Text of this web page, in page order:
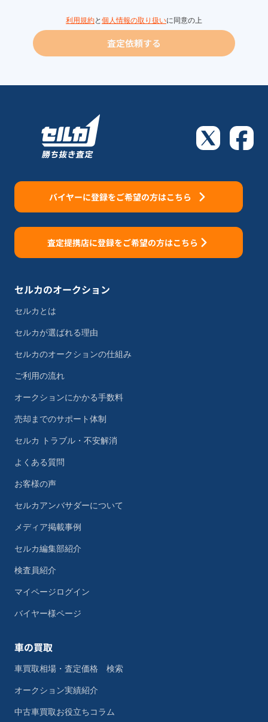
利用規約と 個人情報の取り扱いに同意の上
査定依頼する
バイヤーに登録をご希望の方はこちら
査定提携店に登録をご希望の方はこちら
セルカのオークション
セルカとは
セルカが選ばれる理由
セルカのオークションの仕組み
ご利用の流れ
オークションにかかる手数料
売却までのサポート体制
セルカ トラブル・不安解消
よくある質問
お客様の声
セルカアンバサダーについて
メディア掲載事例
セルカ編集部紹介
検査員紹介
マイページログイン
バイヤー様ページ
車の買取
車買取相場・査定価格 検索
オークション実績紹介
中古車買取お役立ちコラム